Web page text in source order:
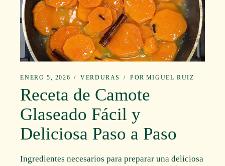
ENERO 5, 2026 VERDURAS POR MIGUEL RUIZ
Receta de Camote
Glaseado Fácil y
Deliciosa Paso a Paso
Ingredientes necesarios para preparar una deliciosa